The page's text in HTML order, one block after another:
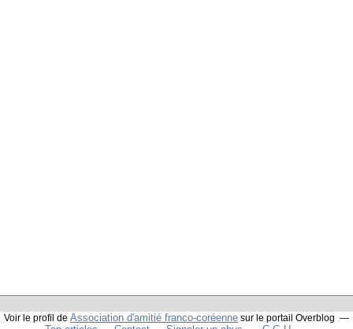
Voir le profil de Association d'amitié franco-coréenne sur le portail Overblog